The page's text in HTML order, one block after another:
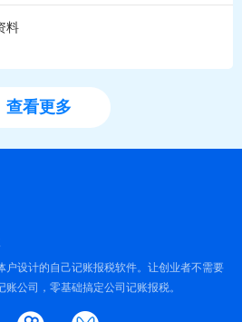
料
查看更多
户设计的自己记账报税软件。让创业者不需要
公司，零基础搞定公司记账报税。